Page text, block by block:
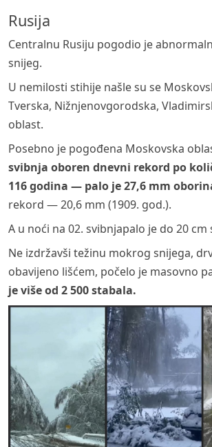
Rusija
Centralnu Rusiju pogodio je
snijeg.
U nemilosti stihije našle su se
Tverska, Nižnjenovgorodska,
oblast.
Posebno je pogođena Moskovska
svibnja oboren dnevni rekord po
116 godina — palo je 27,6 mm
rekord — 20,6 mm (1909. god.).
A u noći na 02. svibnjapalo je do 20 cm
Ne izdržavši težinu mokrog snijega,
obavijeno lišćem, počelo je masovno
je više od 2 500 stabala.